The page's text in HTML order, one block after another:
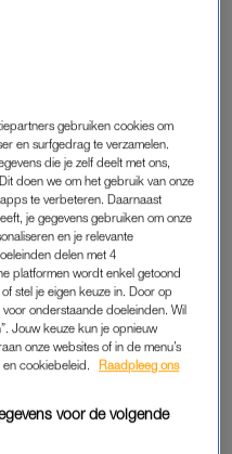
VAST IN: KANS
VAN DIT
weer op volle
temperaturen lopen
vandaag op tot 31
het gebruik van een airco
gebruiken cookies om
en surfgedrag te verzamelen.
die je zelf deelt met ons,
doen we om het gebruik van onze
te verbeteren. Daarnaast
je gegevens gebruiken om onze
en je relevante
delen met 4
platformen wordt enkel getoond
stel je eigen keuze in. Door op
onderstaande doeleinden. Wil
Jouw keuze kun je opnieuw
onze websites of in de menu’s
cookiebeleid.
Raadpleeg ons
voor de volgende